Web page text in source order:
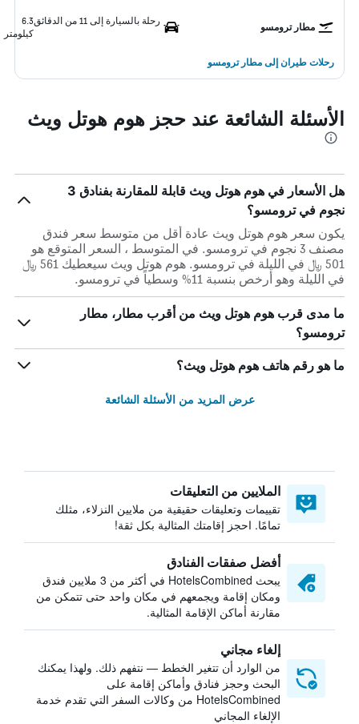
مطار ترومسو
رحلة بالسيارة إلى 11 من الدقائق
6.3
كيلومتر
رحلات طيران إلى مطار ترومسو
الأسئلة الشائعة عند حجز هوم هوتل ويث
هل الأسعار في هوم هوتل ويث قابلة للمقارنة بفنادق 3
نجوم في ترومسو؟
يكون سعر هوم هوتل ويث عادة أقل من متوسط ​​سعر فندق
مصنف 3 نجوم في ترومسو. في المتوسط ، السعر المتوقع هو
501 ﷼ في الليلة في ترومسو. هوم هوتل ويث سيعطيك 561 ﷼
في الليلة وهو أرخص بنسبة 11% وسطياً في ترومسو.
ما مدى قرب هوم هوتل ويث من أقرب مطار، مطار
ترومسو؟
ما هو رقم هاتف هوم هوتل ويث؟
عرض المزيد من الأسئلة الشائعة
الملايين من التعليقات
تقييمات وتعليقات حقيقية من ملايين النزلاء، مثلك
تمامًا. احجز إقامتك المثالية بكل ثقة!
أفضل صفقات الفنادق
يبحث HotelsCombined في أكثر من 3 ملايين فندق
ومكان إقامة ويجمعهم في مكان واحد حتى تتمكن من
مقارنة أماكن الإقامة المثالية.
إلغاء مجاني
من الوارد أن تتغير الخطط — نتفهم ذلك. ولهذا يمكنك
البحث وحجز فنادق وأماكن إقامة على
HotelsCombined من وكالات السفر التي تقدم خدمة
الإلغاء المجاني